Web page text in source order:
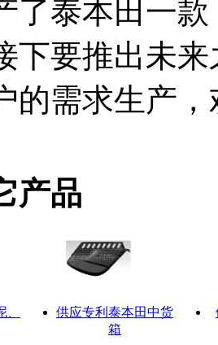
了泰本田一
下要推出未
的需求生产
产品
供应专利泰本田中货
箱